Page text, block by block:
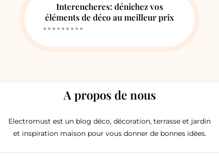
Interencheres: dénichez vos
éléments de déco au meilleur prix
A propos de nous
Electromust est un blog déco, décoration, terrasse et jardin
et inspiration maison pour vous donner de bonnes idées.